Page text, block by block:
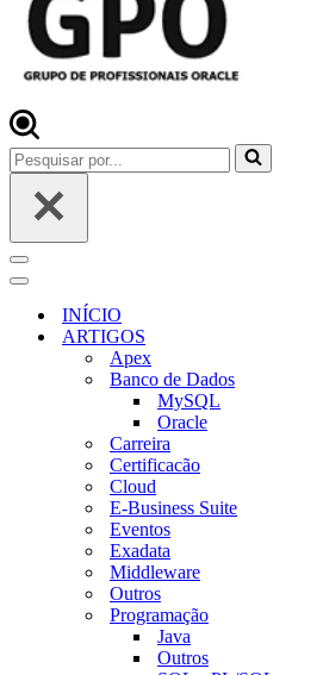
Pesquisar
por...
Menu
de
navegação
Menu
navegaçãoINÍCIO
ARTIGOS
Apex
Banco de Dados
MySQL
Oracle
Carreira
Certificacão
Cloud
E-Business Suite
Eventos
Exadata
Middleware
Outros
Programação
Java
Outros